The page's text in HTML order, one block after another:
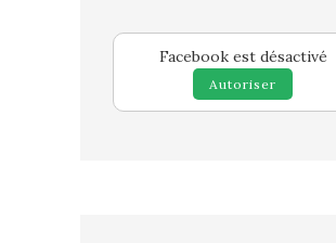
Facebook est désactivé
Autoriser